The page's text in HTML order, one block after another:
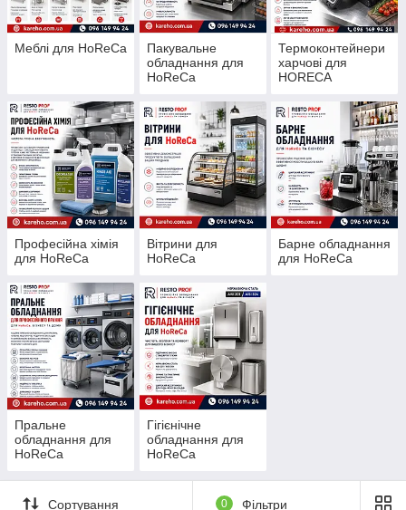
Меблі для HoReCa
Пакувальне
обладнання для
HoReCa
Термоконтейнери
харчові для
HORECA
Професійна хімія
для HoReCa
Вітрини для
HoReCa
Барне обладнання
для HoReCa
Пральне
обладнання для
HoReCa
Гігієнічне
обладнання для
HoReCa
Сортування 0 Фільтри